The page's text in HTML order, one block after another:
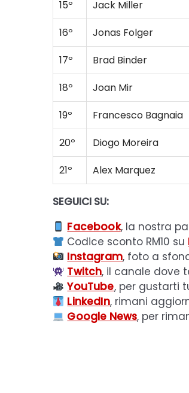
15º
Jack Miller
16º
Jonas Folger
17º
Brad Binder
18º
Joan Mir
19º
Francesco Bagnaia
20º
Diogo Moreira
21º
Alex Marquez
SEGUICI SU:
Facebook, la nostra
Codice sconto RM10 su
Instagram, foto a
Twitch, il canale dove
YouTube, per gustarti
LinkedIn, rimani
Google News, per